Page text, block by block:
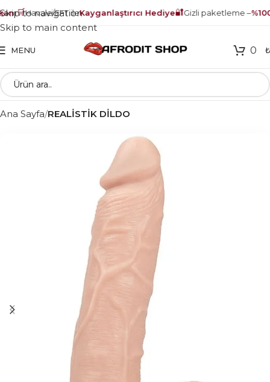
🛒Havale/EFT ileKayganlaştırıcı Hediye🔐Gizli paketleme –
Skip to navigation
Skip to main content
MENU 0 ₺
Ana Sayfa REALİSTİK DİLDO